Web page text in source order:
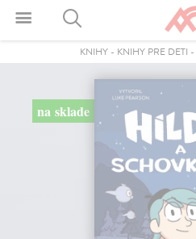
KNIHY- KNIHY PRE DETI -
na sklade